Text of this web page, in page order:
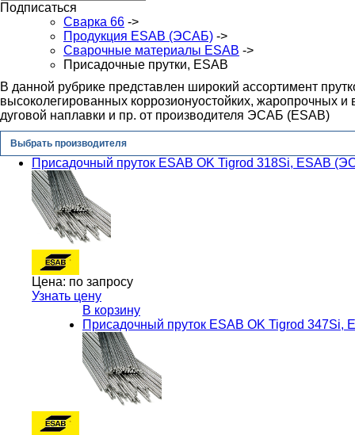
Подписаться
Сварка 66 ->
Продукция ESAB (ЭСАБ) ->
Сварочные материалы ESAB ->
Присадочные прутки, ESAB
В данной рубрике представлен широкий ассортимент
высоколегированных коррозионyостойких, жаропрочных и
дуговой наплавки и пр. от производителя ЭСАБ (ESAB)
Выбрать производителя
Присадочный пруток ESAB OK Tigrod 318Si, ESAB
Цена: по запросу
Узнать цену
В корзину
Присадочный пруток ESAB OK Tigrod 347Si,